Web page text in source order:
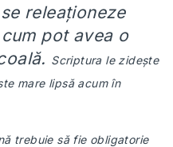
releaționeze
pot avea o
Scriptura le zidește
mare lipsă acum în
trebuie să fie obligatorie